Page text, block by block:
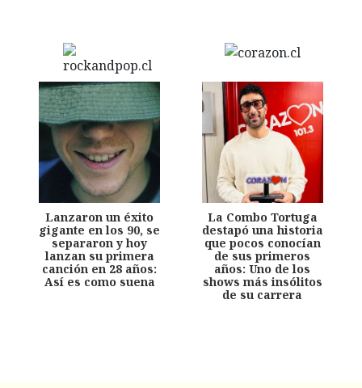
Lanzaron un éxito
gigante en los 90, se
separaron y hoy
lanzan su primera
canción en 28 años:
Así es como suena
La Combo Tortuga
destapó una historia
que pocos conocían
de sus primeros
años: Uno de los
shows más insólitos
de su carrera